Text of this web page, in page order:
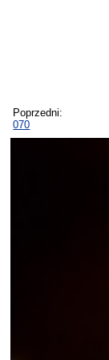
Poprzedni:
070